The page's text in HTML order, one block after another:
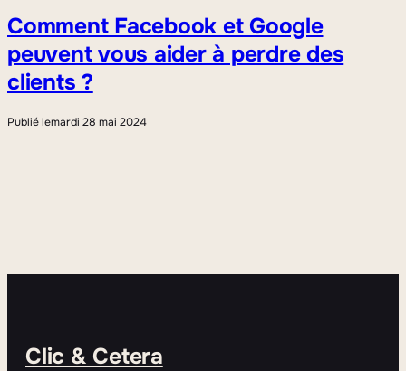
Comment Facebook et Google
peuvent vous aider à perdre des
clients ?
Publié lemardi 28 mai 2024
Clic & Cetera